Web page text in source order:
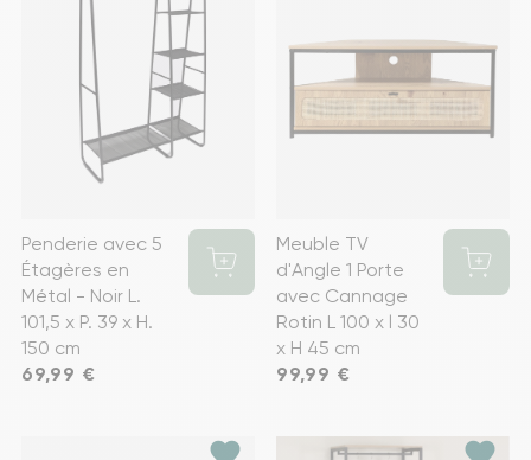
Penderie avec 5
Étagères en
Métal - Noir L.
101,5 x P. 39 x H.
150 cm
Prix
69,99 €
Meuble TV
d'Angle 1 Porte
avec Cannage
Rotin L 100 x l 30
x H 45 cm
Prix
99,99 €